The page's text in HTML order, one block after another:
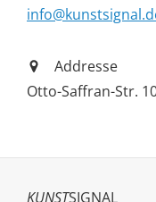
Addresse
Otto-Saffran-Str.
KUNSTSIGNAL